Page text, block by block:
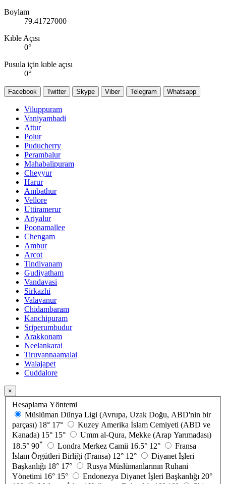
Boylam
79.41727000
Kıble Açısı
0°
Pusula için kıble açısı
0°
Facebook Twitter Skype Viber Telegram Whatsapp
Viluppuram
Vaniyambadi
Attur
Polur
Puducherry
Perambalur
Mahabalipuram
Cheyyur
Harur
Ambathur
Vellore
Uttiramerur
Ariyalur
Poonamallee
Chengam
Ambur
Arcot
Tindivanam
Gudiyatham
Vandavasi
Sirkazhi
Valavanur
Chidambaram
Kanchipuram
Sriperumbudur
Arakkonam
Neelankarai
Tiruvannaamalai
Walajapet
Cuddalore
×
Hesaplama Yöntemi
Müslüman Dünya Ligi (Avrupa, Uzak Doğu, ABD'nin bir
parçası) 18° 17°
Kuzey Amerika İslam Cemiyeti (ABD ve
Kanada) 15° 15°
Umm al-Qura, Mekke (Arap Yarımadası)
18.5° 90* Londra Merkez Camii 16.5° 12°
Fransa
İslam Örgütleri Birliği (Fransa) 12° 12°
Diyanet İşleri
Başkanlığı 18° 17°
Rusya Müslümanlarının Ruhani
Yönetimi 16° 15° Endonezya Diyanet İşleri Başkanlığı 20°